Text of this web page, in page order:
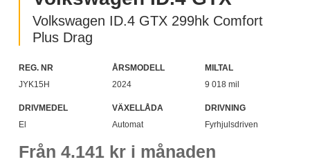
Volkswagen ID.4 GTX 299hk Comfort
Plus Drag
REG. NR
JYK15H
ÅRSMODELL
2024
MILTAL
9 018 mil
DRIVMEDEL
El
VÄXELLÅDA
Automat
DRIVNING
Fyrhjulsdriven
Från 4.141kr i månaden